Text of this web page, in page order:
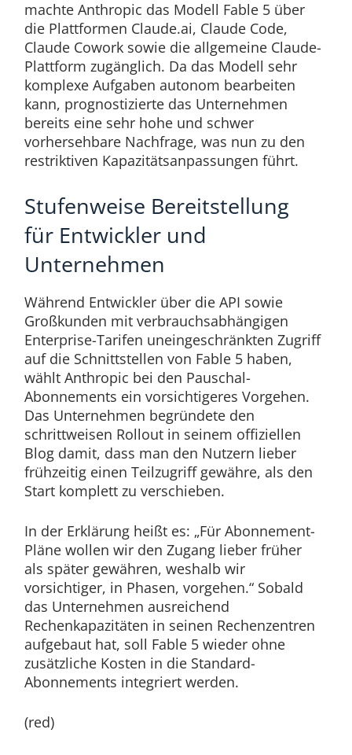
machte Anthropic das Modell Fable 5 über
die Plattformen Claude.ai, Claude Code,
Claude Cowork sowie die allgemeine Claude-
Plattform zugänglich. Da das Modell sehr
komplexe Aufgaben autonom bearbeiten
kann, prognostizierte das Unternehmen
bereits eine sehr hohe und schwer
vorhersehbare Nachfrage, was nun zu den
restriktiven Kapazitätsanpassungen führt.
Stufenweise Bereitstellung
für Entwickler und
Unternehmen
Während Entwickler über die API sowie
Großkunden mit verbrauchsabhängigen
Enterprise-Tarifen uneingeschränkten Zugriff
auf die Schnittstellen von Fable 5 haben,
wählt Anthropic bei den Pauschal-
Abonnements ein vorsichtigeres Vorgehen.
Das Unternehmen begründete den
schrittweisen Rollout in seinem offiziellen
Blog damit, dass man den Nutzern lieber
frühzeitig einen Teilzugriff gewähre, als den
Start komplett zu verschieben.
In der Erklärung heißt es: „Für Abonnement-
Pläne wollen wir den Zugang lieber früher
als später gewähren, weshalb wir
vorsichtiger, in Phasen, vorgehen.“ Sobald
das Unternehmen ausreichend
Rechenkapazitäten in seinen Rechenzentren
aufgebaut hat, soll Fable 5 wieder ohne
zusätzliche Kosten in die Standard-
Abonnements integriert werden.
(red)